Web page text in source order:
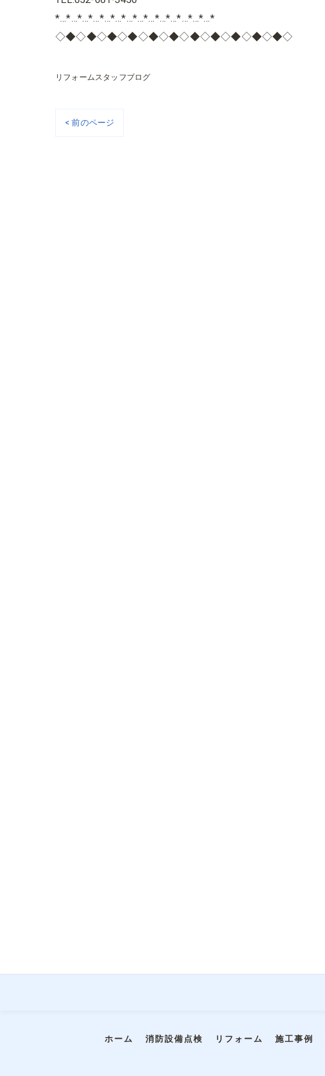
*…*…*…*…*…*…*…*…*…*…*…*…*…*…*
◇◆◇◆◇◆◇◆◇◆◇◆◇◆◇◆◇◆◇◆◇◆◇
リフォームスタッフブログ
< 前のページ
ホーム 消防設備点検 リフォーム 施工事例